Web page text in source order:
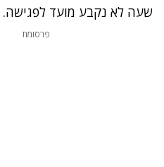
שעה לא נקבע מועד לפגישה.
פרסומת